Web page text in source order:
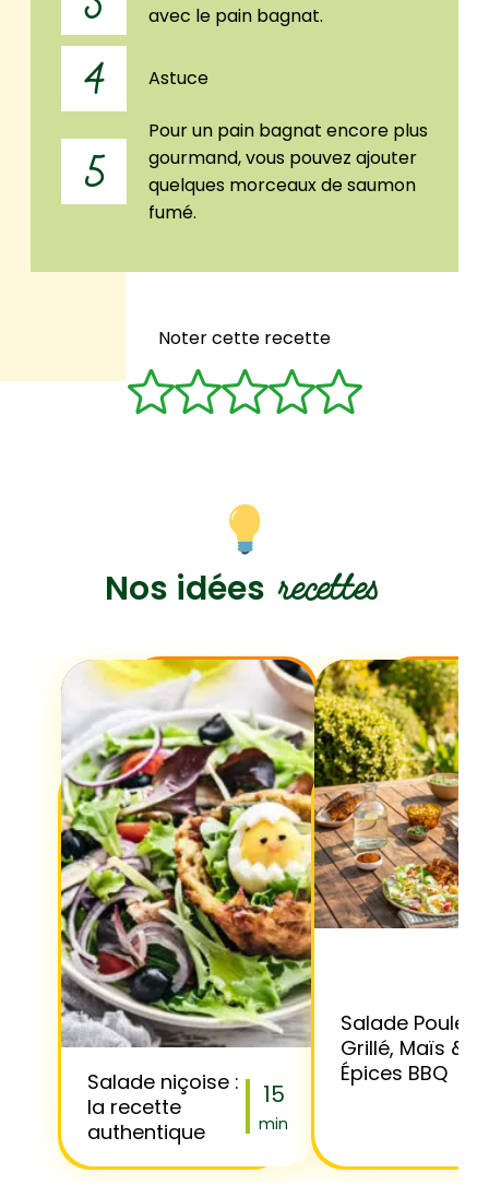
avec le pain bagnat.
4 Astuce
5
Pour un pain bagnat encore plus
gourmand, vous pouvez ajouter
quelques morceaux de saumon
fumé.
Noter cette recette
Nos idées recettes
Salade niçoise :
la recette
authentique
15
min
Salade Poulet
Grillé, Maïs &
Épices BBQ